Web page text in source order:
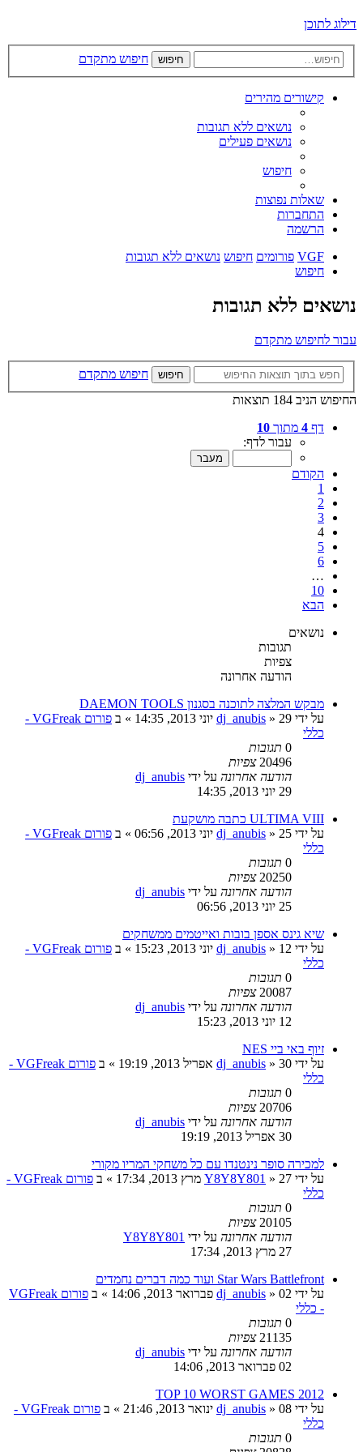
דילוג לתוכן
חיפוש חיפוש מתקדם
קישורים מהירים
נושאים ללא תגובות
נושאים פעילים
חיפוש
שאלות נפוצות
התחברות
הרשמה
VGF פורומים חיפוש נושאים ללא תגובות
חיפוש
נושאים ללא תגובות
עבור לחיפוש מתקדם
חיפוש
חיפוש מתקדם
החיפוש הניב 184 תוצאות
דף 4 מתוך 10
עבור לדף:
הקודם
1
2
3
4
5
6
…
10
הבא
נושאים
תגובות
צפיות
הודעה אחרונה
מבקש המלצה לתוכנה בסגנון DAEMON TOOLS
על ידי
dj_anubis » 29 יוני 2013, 14:35 » ב
פורום VGFreak -
כללי
0 תגובות
20496 צפיות
הודעה אחרונה על ידי dj_anubis
29 יוני 2013, 14:35
ULTIMA VIII כתבה מושקעת
על ידי
dj_anubis » 25 יוני 2013, 06:56 » ב
פורום VGFreak -
כללי
0 תגובות
20250 צפיות
הודעה אחרונה על ידי dj_anubis
25 יוני 2013, 06:56
שיא גינס אספן בובות ואייטמים ממשחקים
על ידי
dj_anubis » 12 יוני 2013, 15:23 » ב
פורום VGFreak -
כללי
0 תגובות
20087 צפיות
הודעה אחרונה על ידי dj_anubis
12 יוני 2013, 15:23
זיוף באי ביי NES
על ידי
dj_anubis » 30 אפריל 2013, 19:19 » ב
פורום VGFreak -
כללי
0 תגובות
20706 צפיות
הודעה אחרונה על ידי dj_anubis
30 אפריל 2013, 19:19
למכירה סופר נינטנדו עם כל משחקי המריו מקורי
על ידי
Y8Y8Y801 » 27 מרץ 2013, 17:34 » ב
פורום VGFreak -
כללי
0 תגובות
20105 צפיות
הודעה אחרונה על ידי Y8Y8Y801
27 מרץ 2013, 17:34
Star Wars Battlefront ועוד כמה דברים נחמדים
על ידי
dj_anubis » 02 פברואר 2013, 14:06 » ב
פורום VGFreak
- כללי
0 תגובות
21135 צפיות
הודעה אחרונה על ידי dj_anubis
02 פברואר 2013, 14:06
2012 TOP 10 WORST GAMES
על ידי
dj_anubis » 08 ינואר 2013, 21:46 » ב
פורום VGFreak -
כללי
0 תגובות